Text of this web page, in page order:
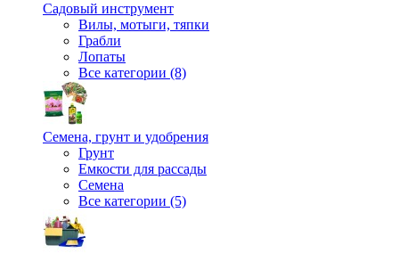
Садовый инструмент
Вилы, мотыги, тяпки
Грабли
Лопаты
Все категории (8)
Семена, грунт и удобрения
Грунт
Емкости для рассады
Семена
Все категории (5)